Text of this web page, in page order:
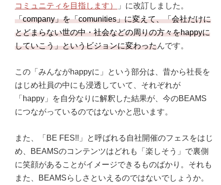
コミュニティを目指します）
」に改訂しました。
「company」を「comunities」に変えて、「会社だけに
とどまらない世の中・社会などの周りの方々をhappyに
していこう」というビジョンに変わったんです。
この「みんながhappyに」という部分は、昔から社長を
はじめ社員の中にも浸透していて、それぞれが
「happy」を自分なりに解釈した結果が、今のBEAMS
につながっているのではないかと思います。
また、「BE FES!!」と呼ばれる自社開催のフェスをはじ
め、BEAMSのコンテンツはどれも「楽しそう」で裏側
に笑顔があることがイメージできるものばかり。それも
また、BEAMSらしさといえるのではないでしょうか。